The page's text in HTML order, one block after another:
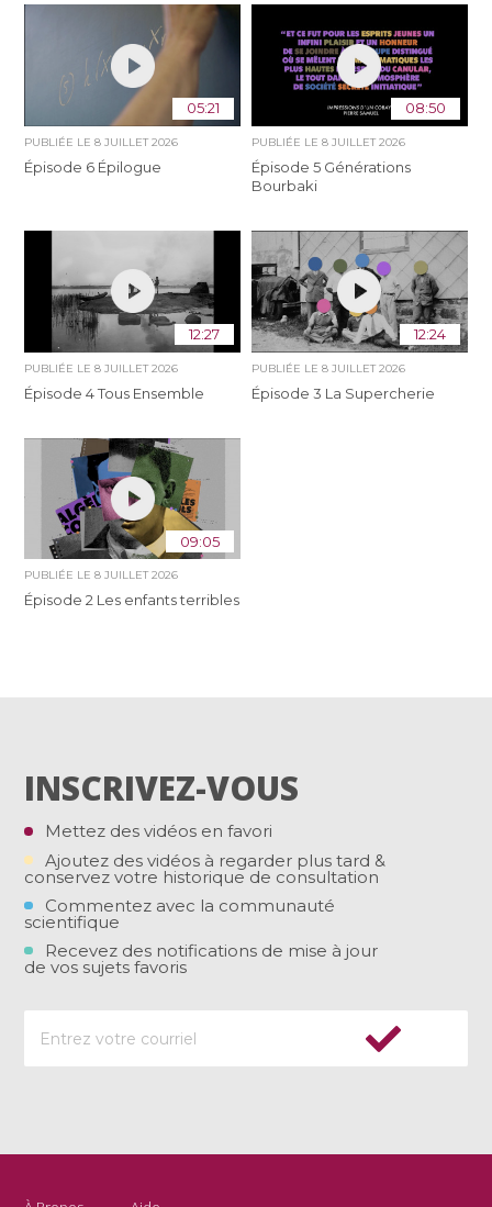
05:21
PUBLIÉE LE8 JUILLET 2026
Épisode 6 Épilogue
08:50
PUBLIÉE LE 8 JUILLET 2026
Épisode 5 Générations
Bourbaki
12:27
PUBLIÉE LE8 JUILLET 2026
Épisode 4 Tous Ensemble
12:24
PUBLIÉE LE 8 JUILLET 2026
Épisode 3 La Supercherie
09:05
PUBLIÉE LE8 JUILLET 2026
Épisode 2 Les enfants terribles
INSCRIVEZ-VOUS
Mettez des vidéos en favori
Ajoutez des vidéos à regarder plus tard &
conservez votre historique de consultation
Commentez avec la communauté
scientifique
Recevez des notifications de mise à jour
de vos sujets favoris